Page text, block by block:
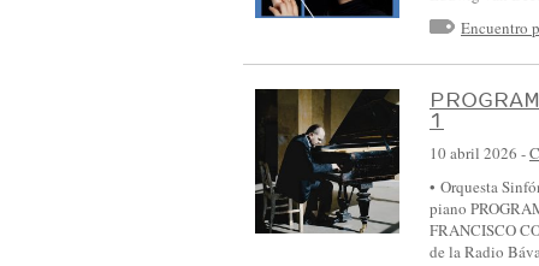
S
N
N
C
Encuentro
1
10 abril 2026 -
• Orquesta
piano
FRANCISCO
de la Radio